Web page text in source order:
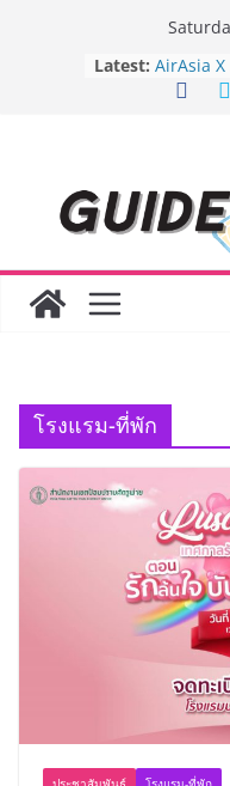
Latest: AirAsia X
ยาวนาน
“BIO
ระดับผลิ
พาณิชย์อ
ปะทะ ฟิลิ
ได้เตรียม
มหาวิทยา
เขาให้พร้
8.8 “ซูเลี
ประเทศ
“ดร.ปิยะ
พร้อมฟรีค
โรงแรม-ที่พัก